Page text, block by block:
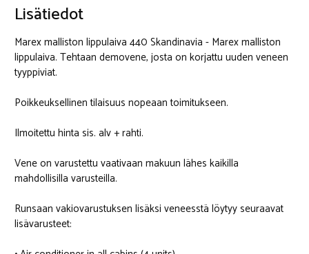
Lisätiedot
Marex malliston lippulaiva 440 Skandinavia - Marex malliston
lippulaiva. Tehtaan demovene, josta on korjattu uuden veneen
tyyppiviat.
Poikkeuksellinen tilaisuus nopeaan toimitukseen.
Ilmoitettu hinta sis. alv + rahti.
Vene on varustettu vaativaan makuun lähes kaikilla
mahdollisilla varusteilla.
Runsaan vakiovarustuksen lisäksi veneesstä löytyy seuraavat
lisävarusteet: